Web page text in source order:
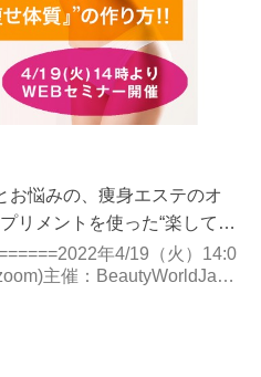
お悩みの、痩身エステのオ
リメントを使った“楽して痩
‼
年​​​​​​4/19（火）14:0
主催：BeautyWorldJapa